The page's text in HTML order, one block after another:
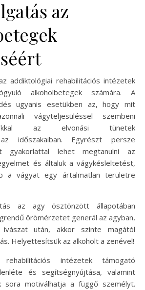
az
addiktológiai rehabilitációs intézetek
alkoholbetegek számára. A
ugyanis esetükben az, hogy mit
vágyteljesüléssel szembeni
az elvonási tünetek
időszakaiban. Egyrészt persze
gyakorlattal lehet megtanulni az
és általuk a vágykésleltetést,
a vágyat egy ártalmatlan területre
az agy ösztönzött állapotában
örömérzetet generál az agyban,
után, akkor szinte magától
Helyettesítsük az alkoholt a zenével!
intézetek támogató
és segítségnyújtása, valamint
sora motiválhatja a függő személyt.